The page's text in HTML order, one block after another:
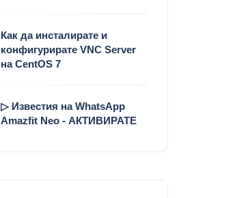
Как да инсталирате и
конфигурирате VNC Server
на CentOS 7
▷ Известия на WhatsApp
Amazfit Neo - АКТИВИРАТЕ